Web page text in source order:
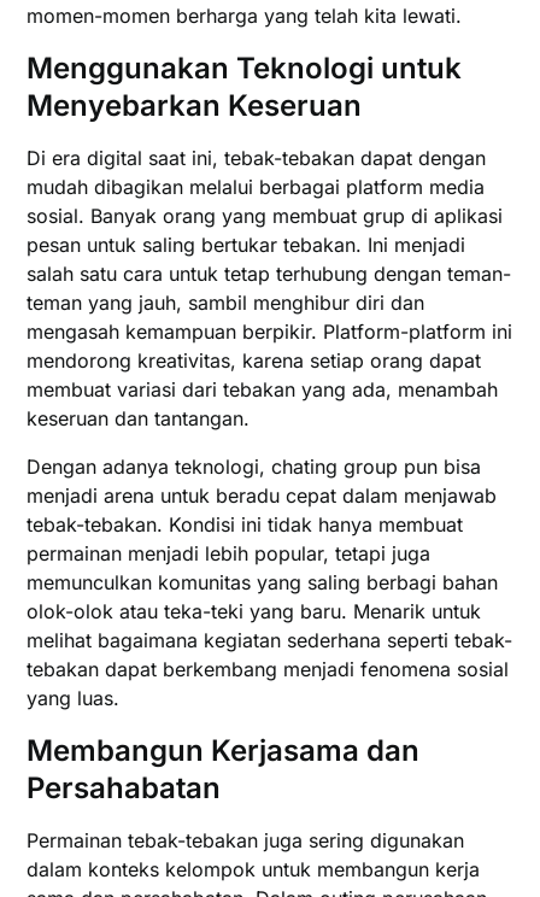
momen-momen berharga yang telah kita lewati.
Menggunakan Teknologi untuk
Menyebarkan Keseruan
Di era digital saat ini, tebak-tebakan dapat dengan
mudah dibagikan melalui berbagai platform media
sosial. Banyak orang yang membuat grup di aplikasi
pesan untuk saling bertukar tebakan. Ini menjadi
salah satu cara untuk tetap terhubung dengan teman-
teman yang jauh, sambil menghibur diri dan
mengasah kemampuan berpikir. Platform-platform ini
mendorong kreativitas, karena setiap orang dapat
membuat variasi dari tebakan yang ada, menambah
keseruan dan tantangan.
Dengan adanya teknologi, chating group pun bisa
menjadi arena untuk beradu cepat dalam menjawab
tebak-tebakan. Kondisi ini tidak hanya membuat
permainan menjadi lebih popular, tetapi juga
memunculkan komunitas yang saling berbagi bahan
olok-olok atau teka-teki yang baru. Menarik untuk
melihat bagaimana kegiatan sederhana seperti tebak-
tebakan dapat berkembang menjadi fenomena sosial
yang luas.
Membangun Kerjasama dan
Persahabatan
Permainan tebak-tebakan juga sering digunakan
dalam konteks kelompok untuk membangun kerja